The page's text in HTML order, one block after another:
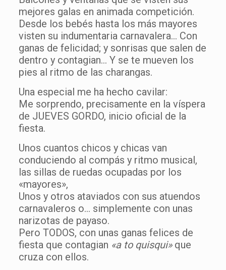
mejores galas en animada competición.
Desde los bebés hasta los más mayores
visten su indumentaria carnavalera… Con
ganas de felicidad; y sonrisas que salen de
dentro y contagian… Y se te mueven los
pies al ritmo de las charangas.
Una especial me ha hecho cavilar:
Me sorprendo, precisamente en la víspera
de JUEVES GORDO, inicio oficial de la
fiesta.
Unos cuantos chicos y chicas van
conduciendo al compás y ritmo musical,
las sillas de ruedas ocupadas por los
«mayores»,
Unos y otros ataviados con sus atuendos
carnavaleros o… simplemente con unas
narizotas de payaso.
Pero TODOS, con unas ganas felices de
fiesta que contagian «a to quisqui»que
cruza con ellos.